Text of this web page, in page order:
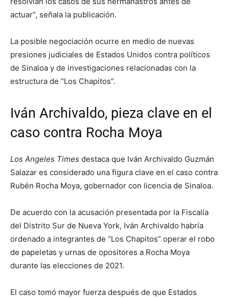
actuar”, señala la publicación.
La posible negociación ocurre en medio de nuevas
presiones judiciales de Estados Unidos contra políticos
de Sinaloa y de investigaciones relacionadas con la
estructura de “Los Chapitos”.
Iván Archivaldo, pieza clave en el
caso contra Rocha Moya
Los Angeles Times destaca que Iván Archivaldo Guzmán
Salazar es considerado una figura clave en el caso contra
Rubén Rocha Moya, gobernador con licencia de Sinaloa.
De acuerdo con la acusación presentada por la Fiscalía
del Distrito Sur de Nueva York, Iván Archivaldo habría
ordenado a integrantes de “Los Chapitos” operar el robo
de papeletas y urnas de opositores a Rocha Moya
durante las elecciones de 2021.
El caso tomó mayor fuerza después de que Estados